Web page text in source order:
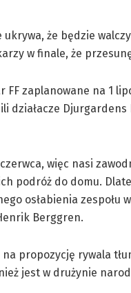
że będzie
w finale, że
zaplanowane na 1
działacze Djurgardens
więc nasi
podróż do domu.
osłabienia zespołu
Berggren.
propozycję rywala
jest w drużynie